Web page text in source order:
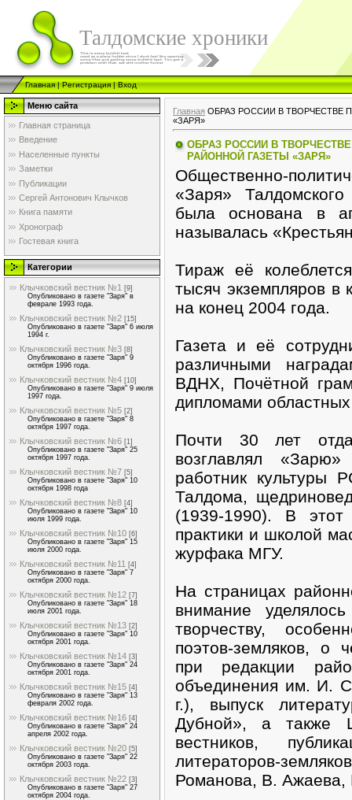
Талдомские хроники
Главная|Регистрация|Вход
Меню сайта
Главная страница
Введение
Населенные пункты
Заметки
Публикации
Сергей Антонович Клычков
Книга памяти
Хронограф
Гостевая книга
Категории
Клычковский вестник №1 [9]
Опубликовано в газете "Заря" в
феврале 1993 года.
Клычковский вестник №2 [15]
Опубликовано в газете "Заря" 6 июля
1994 г.
Клычковский вестник №3 [8]
Опубликовано в газете "Заря" 9
октября 1996 года.
Клычковский вестник №4 [10]
Опубликовано в газете "Заря" 9 июля
1997 года.
Клычковский вестник №5 [2]
Опубликовано в газете "Заря" 8
октября 1997 года.
Клычковский вестник №6 [1]
Опубликовано в газете "Заря" 25
октября 1997 года.
Клычковский вестник №7 [5]
Опубликовано в газете "Заря" 10
октября 1998 года
Клычковский вестник №8 [4]
Опубликовано в газете "Заря" 10
июля 1999 года.
Клычковский вестник №10 [6]
Опубликовано в газете "Заря" 15
июля 2000 года.
Клычковский вестник №11 [4]
Опубликовано в газете "Заря" 7
октября 2000 года.
Клычковский вестник №12 [7]
Опубликовано в газете "Заря" 18
июля 2001 года.
Клычковский вестник №13 [2]
Опубликовано в газете "Заря" 10
октября 2001 года.
Клычковский вестник №14 [3]
Опубликовано в газете "Заря" 24
октября 2001 года.
Клычковский вестник №15 [4]
Опубликовано в газете "Заря" 13
февраля 2002 года.
Клычковский вестник №16 [4]
Опубликовано в газете "Заря" 24
апреля 2002 года.
Клычковский вестник №20 [5]
Опубликовано в газете "Заря" 22
октября 2003 года.
Клычковский вестник №22 [3]
Опубликовано в газете "Заря" 27
октября 2004 года.
Главная ОБРАЗ РОССИИ В ТВОРЧЕСТВЕ
«ЗАРЯ»
ОБРАЗ РОССИИ В
РАЙОННОЙ ГАЗЕТЫ «ЗАРЯ»
Общественно-
«Заря»
была основана в
называлась
Тираж её
тысяч экземпляров в
на конец 2004 года.
Газета и её
различными
ВДНХ, Почётной
дипломами областных
Почти 30 лет
возглавлял
работник культуры
Талдома,
(1939-1990). В
практики и школой
журфака МГУ.
На страницах
внимание
творчеству,
поэтов-земляков, о
при редакции
объединения им. И.
г.), выпуск
Дубной», а также
вестников,
литераторов-
Романова, В. Ажаева,